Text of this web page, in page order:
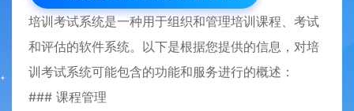
培训考试系统是一种用于组织和管理培训课程、考试
和评估的软件系统。以下是根据您提供的信息，对培
训考试系统可能包含的功能和服务进行的概述：
### 课程管理